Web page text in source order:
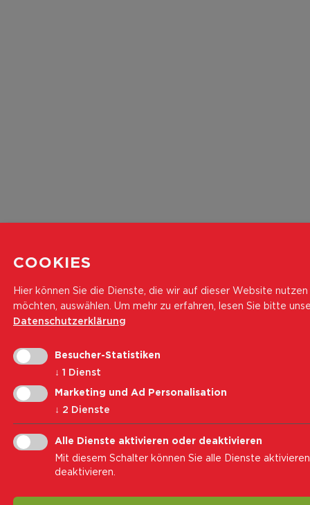
COOKIES
Hier können Sie die Dienste, die wir auf dieser Website nutzen
möchten, auswählen. Um mehr zu erfahren, lesen Sie bitte
Datenschutzerklärung
Besucher-Statistiken
↓ 1 Dienst
Marketing und Ad Personalisation
↓ 2 Dienste
Alle Dienste aktivieren oder deaktivieren
Mit diesem Schalter können Sie alle Dienste
deaktivieren.